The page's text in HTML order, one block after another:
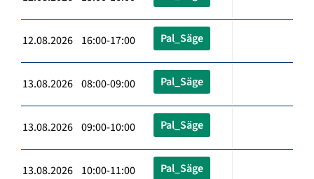
12.08.2026 16:00-17:00 Pal_Säge
13.08.2026 08:00-09:00 Pal_Säge
13.08.2026 09:00-10:00 Pal_Säge
13.08.2026 10:00-11:00 Pal_Säge